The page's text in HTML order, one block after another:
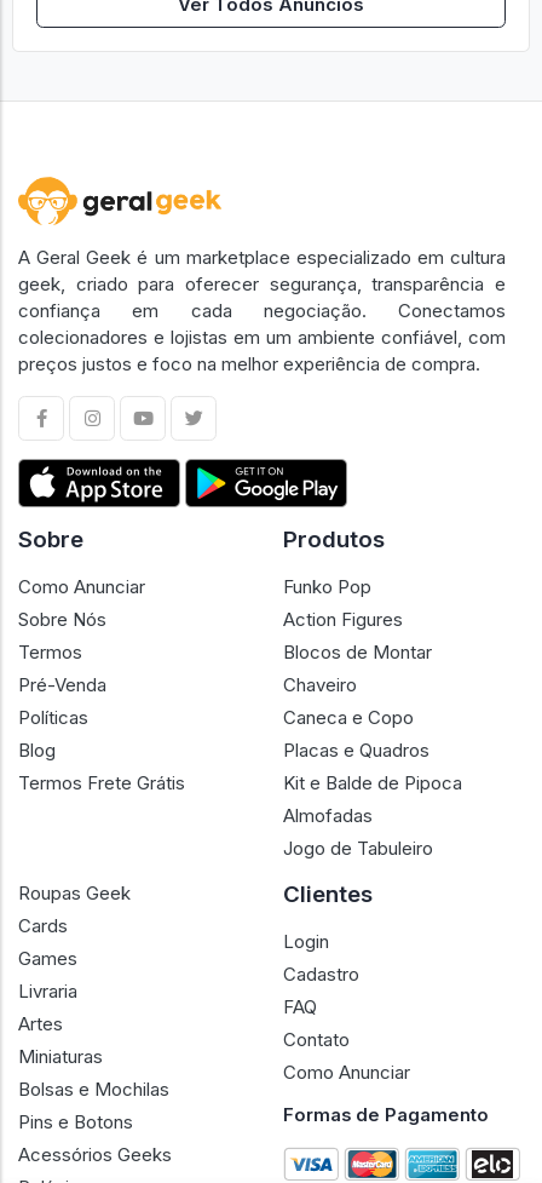
Ver Todos Anúncios
A Geral Geek é um marketplace especializado em cultura
geek, criado para oferecer segurança, transparência e
confiança em cada negociação. Conectamos
colecionadores e lojistas em um ambiente confiável, com
preços justos e foco na melhor experiência de compra.
Sobre
Como Anunciar
Sobre Nós
Termos
Pré-Venda
Políticas
Blog
Termos Frete Grátis
Produtos
Funko Pop
Action Figures
Blocos de Montar
Chaveiro
Caneca e Copo
Placas e Quadros
Kit e Balde de Pipoca
Almofadas
Jogo de Tabuleiro
Roupas Geek
Cards
Games
Livraria
Artes
Miniaturas
Bolsas e Mochilas
Pins e Botons
Acessórios Geeks
Clientes
Login
Cadastro
FAQ
Contato
Como Anunciar
Formas de Pagamento